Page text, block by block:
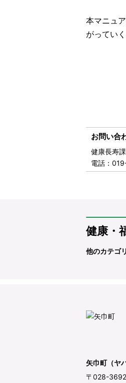
本マニュ
がってい
お問い合
健康長寿課
電話 ：
健康・
他のカテゴ
矢巾町（ヤ
〒028-3692